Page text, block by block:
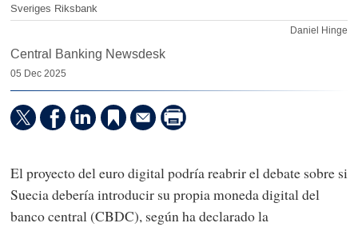
Sveriges Riksbank
Daniel Hinge
Central Banking Newsdesk
05 Dec 2025
El proyecto del euro digital podría reabrir el debate sobre si
Suecia debería introducir su propia moneda digital del
banco central (CBDC), según ha declarado la